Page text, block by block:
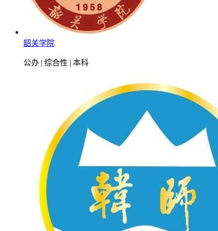
韶关学院
公办 | 综合性 | 本科